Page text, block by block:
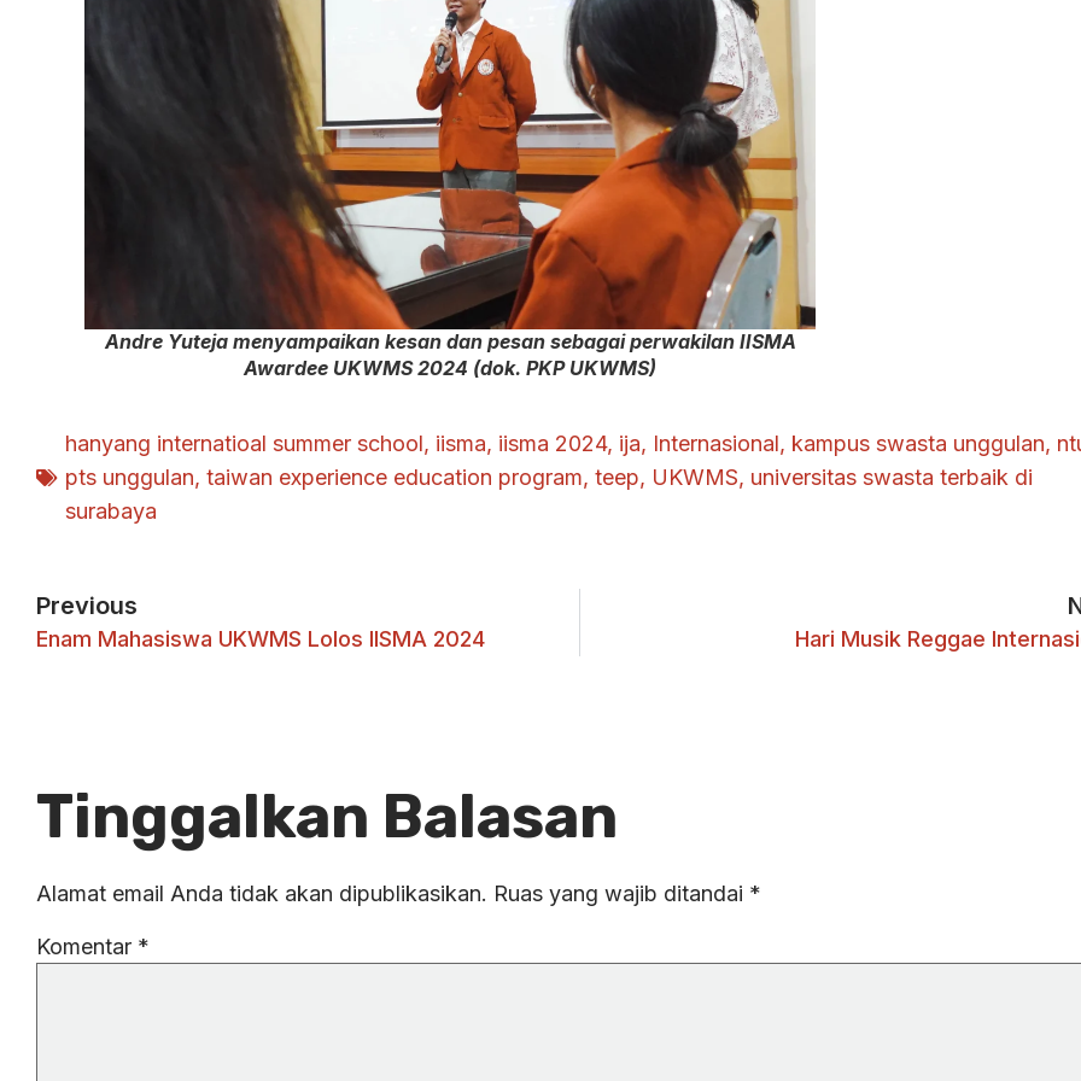
Andre Yuteja menyampaikan kesan dan pesan sebagai perwakilan IISMA
Awardee UKWMS 2024 (dok. PKP UKWMS)
hanyang internatioal summer school, iisma, iisma 2024, ija, Internasional, kampus swasta unggulan,
pts unggulan, taiwan experience education program, teep, UKWMS, universitas swasta terbaik di
surabaya
Previous
Enam Mahasiswa UKWMS Lolos IISMA 2024 Hari Musik Reggae
Tinggalkan Balasan
Alamat email Anda tidak akan dipublikasikan. Ruas yang wajib ditandai *
Komentar *